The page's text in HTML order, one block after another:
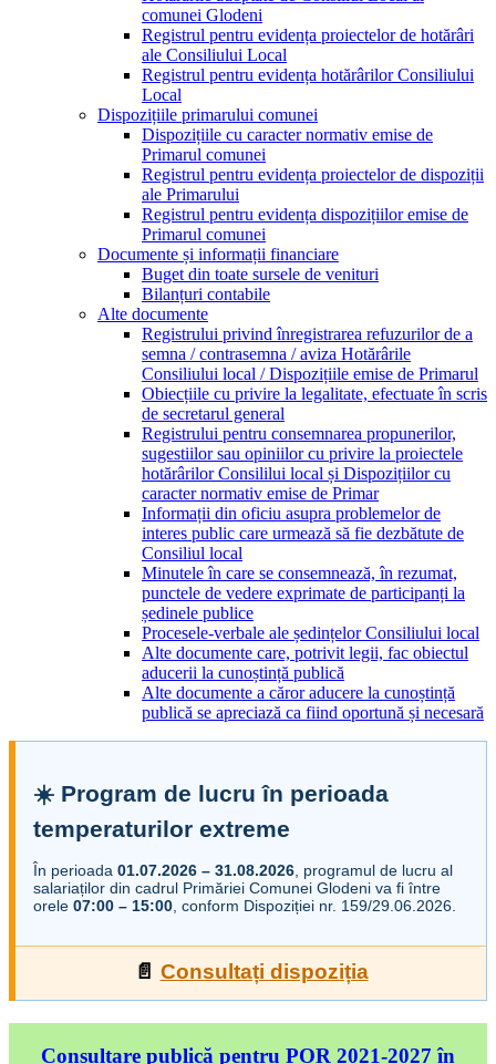
comunei Glodeni
Registrul pentru evidența proiectelor de hotărâri
ale Consiliului Local
Registrul pentru evidența hotărârilor Consiliului
Local
Dispozițiile primarului comunei
Dispozițiile cu caracter normativ emise de
Primarul comunei
Registrul pentru evidența proiectelor de dispoziții
ale Primarului
Registrul pentru evidența dispozițiilor emise de
Primarul comunei
Documente și informații financiare
Buget din toate sursele de venituri
Bilanțuri contabile
Alte documente
Registrului privind înregistrarea refuzurilor de a
semna / contrasemna / aviza Hotărârile
Consiliului local / Dispozițiile emise de Primarul
Obiecțiile cu privire la legalitate, efectuate în scris
de secretarul general
Registrului pentru consemnarea propunerilor,
sugestiilor sau opiniilor cu privire la proiectele
hotărârilor Consililui local și Dispozițiilor cu
caracter normativ emise de Primar
Informații din oficiu asupra problemelor de
interes public care urmează să fie dezbătute de
Consiliul local
Minutele în care se consemnează, în rezumat,
punctele de vedere exprimate de participanți la
ședinele publice
Procesele-verbale ale ședințelor Consiliului local
Alte documente care, potrivit legii, fac obiectul
aducerii la cunoștință publică
Alte documente a căror aducere la cunoștință
publică se apreciază ca fiind oportună și necesară
☀️ Program de lucru în perioada
temperaturilor extreme
În perioada 01.07.2026 – 31.08.2026 , programul de lucru al
salariaților din cadrul Primăriei Comunei Glodeni va fi între
orele 07:00 – 15:00 , conform Dispoziției nr. 159/29.06.2026.
📄 Consultați dispoziția
Consultare publică pentru POR 2021-2027 în